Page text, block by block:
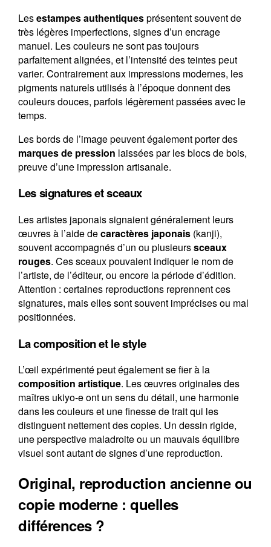
Lesestampes authentiquesprésentent souvent de
très légères imperfections, signes d’un encrage
manuel. Les couleurs ne sont pas toujours
parfaitement alignées, et l’intensité des teintes peut
varier. Contrairement aux impressions modernes, les
pigments naturels utilisés à l’époque donnent des
couleurs douces, parfois légèrement passées avec le
temps.
Les bords de l’image peuvent également porter des
marques de pression laissées par les blocs de bois,
preuve d’une impression artisanale.
Les signatures et sceaux
Les artistes japonais signaient généralement leurs
œuvres à l’aide decaractères japonais (kanji),
souvent accompagnés d’un ou plusieurssceaux
rouges. Ces sceaux pouvaient indiquer le nom de
l’artiste, de l’éditeur, ou encore la période d’édition.
Attention : certaines reproductions reprennent ces
signatures, mais elles sont souvent imprécises ou mal
positionnées.
La composition et le style
L’œil expérimenté peut également se fier à la
composition artistique. Les œuvres originales des
maîtres ukiyo-e ont un sens du détail, une harmonie
dans les couleurs et une finesse de trait qui les
distinguent nettement des copies. Un dessin rigide,
une perspective maladroite ou un mauvais équilibre
visuel sont autant de signes d’une reproduction.
Original, reproduction ancienne ou
copie moderne : quelles
différences ?